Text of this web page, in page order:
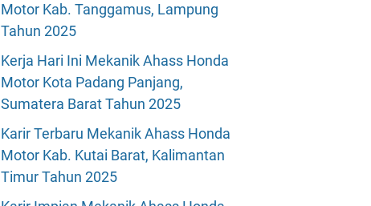
Motor Kab. Tanggamus, Lampung
Tahun 2025
Kerja Hari Ini Mekanik Ahass Honda
Motor Kota Padang Panjang,
Sumatera Barat Tahun 2025
Karir Terbaru Mekanik Ahass Honda
Motor Kab. Kutai Barat, Kalimantan
Timur Tahun 2025